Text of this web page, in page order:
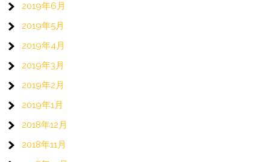
2019年6月
2019年5月
2019年4月
2019年3月
2019年2月
2019年1月
2018年12月
2018年11月